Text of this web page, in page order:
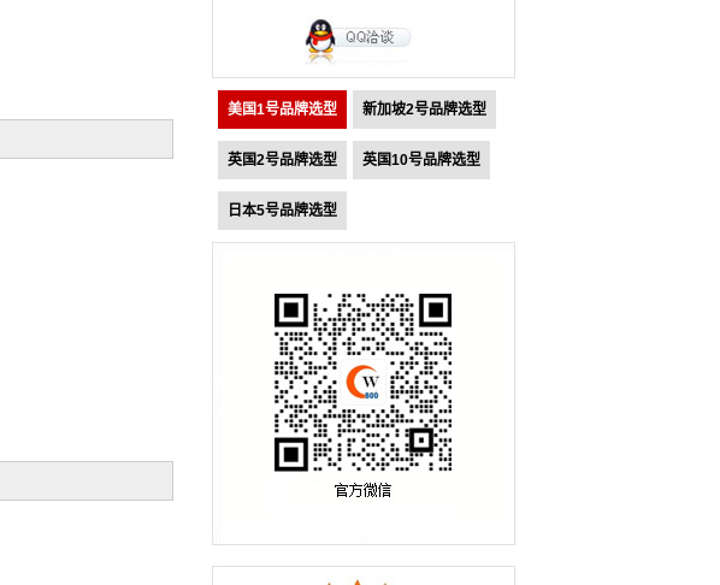
美国1号品牌选型 新加坡2号品牌选型
英国2号品牌选型 英国10号品牌选型
日本5号品牌选型